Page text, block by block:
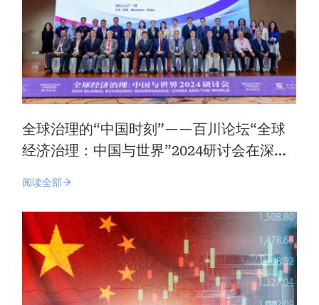
全球治理的“中国时刻”——百川论坛“全球
经济治理：中国与世界”2024研讨会在深圳
阅读全部